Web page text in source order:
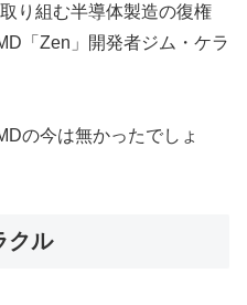
り組む半導体製造の復権
「Zen」開発者ジム・ケラ
の今は無かったでしょ
クル